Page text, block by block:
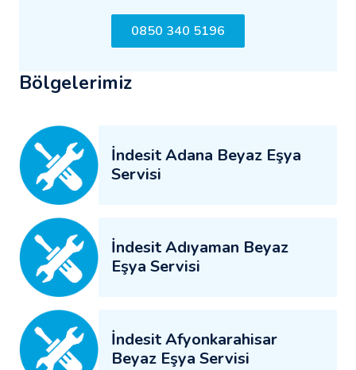
0850 340 5196
Bölgelerimiz
İndesit Adana Beyaz Eşya
Servisi
İndesit Adıyaman Beyaz
Eşya Servisi
İndesit Afyonkarahisar
Beyaz Eşya Servisi